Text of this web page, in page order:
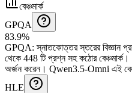
বেঞ্চমার্ক
GPQA
83.9%
GPQA:স্নাতকোত্তর স্তরের বিজ্ঞান
থেকে 448 টি প্রশ্ন সহ কঠোর
অর্জন করেন। Qwen3.5-Omni এই
HLE